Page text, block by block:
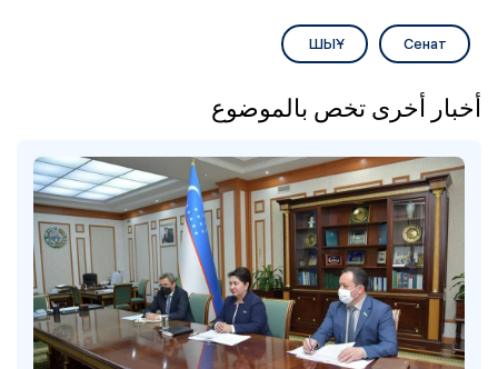
Сенат
ШЫҰ
أخبار أخرى تخص بالموضوع